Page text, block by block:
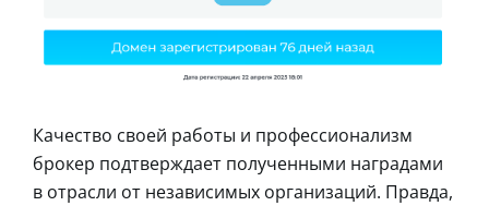
Качество своей работы и профессионализм
брокер подтверждает полученными наградами
в отрасли от независимых организаций. Правда,